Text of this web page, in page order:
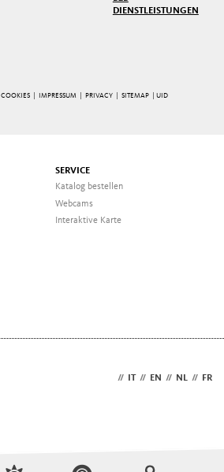
DIENSTLEISTUNGEN
COOKIES IMPRESSUM PRIVACY |SITEMAP
| UID
SERVICE
Katalog bestellen
Webcams
Interaktive Karte
// IT // EN // NL // FR